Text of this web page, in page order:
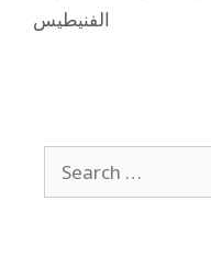
الفنيطيس